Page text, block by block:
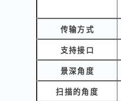
传输方式
支持接口
景深角度
扫描的角度